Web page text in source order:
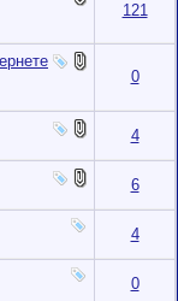
121
0
4
6
4
0